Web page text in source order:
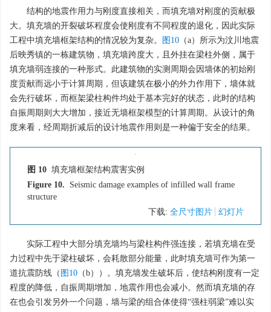
结构的地震作用力与刚度直接相关，而填充墙对刚度的贡献极
大。填充墙的开裂破坏程度会使刚度有不同程度的退化，因此实际
工程中填充墙框架结构的情况较为复杂。
图10 （a）所示为汶川地震
后映秀镇的一栋建筑物，填充墙跨度大，且外挂在梁柱外侧，属于
填充墙弱连接的一种形式。此建筑物的实测周期会因墙体的初始刚
度贡献而远小于计算周期，但该建筑在极小的外力作用下，墙体就
会先行破坏，而框架梁柱构件均处于基本完好的状态，此时的结构
自振周期则大大增加，接近无墙框架模型的计算周期。从设计的角
度来看，经周期折减后的设计地震作用则是一种偏于安全的结果。
图 10 填充墙框架结构震害实例
Figure 10.
Seismic damage examples of infilled wall frame